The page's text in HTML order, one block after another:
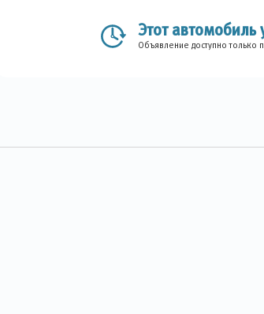
Этот автомобиль
Объявление доступно только